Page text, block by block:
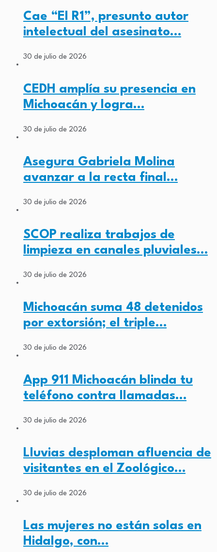
Cae “El R1”, presunto autor
intelectual del asesinato…
30 de julio de 2026
CEDH amplía su presencia en
Michoacán y logra…
30 de julio de 2026
Asegura Gabriela Molina
avanzar a la recta final…
30 de julio de 2026
SCOP realiza trabajos de
limpieza en canales pluviales…
30 de julio de 2026
Michoacán suma 48 detenidos
por extorsión; el triple…
30 de julio de 2026
App 911 Michoacán blinda tu
teléfono contra llamadas…
30 de julio de 2026
Lluvias desploman afluencia de
visitantes en el Zoológico…
30 de julio de 2026
Las mujeres no están solas en
Hidalgo, con…